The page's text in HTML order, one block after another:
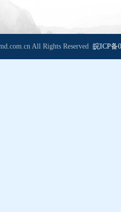
All Rights Reserved 皖ICP备